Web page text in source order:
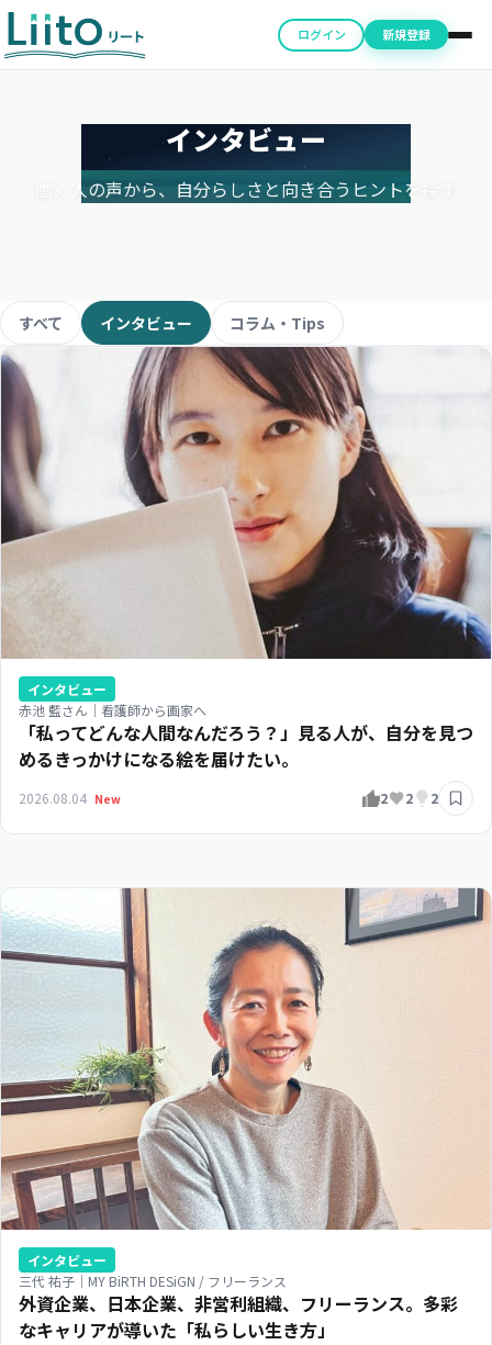
ログイン 新規登録
インタビュー
働く人の声から、自分らしさと向き合うヒントを探す
すべて インタビュー コラム・Tips
インタビュー
赤池 藍さん｜看護師から画家へ
「私ってどんな人間なんだろう？」見る人が、自分を見つ
めるきっかけになる絵を届けたい。
2026.08.04 New 2 2 2
インタビュー
三代 祐子｜MY BiRTH DESiGN / フリーランス
外資企業、日本企業、非営利組織、フリーランス。多彩
なキャリアが導いた「私らしい生き方」